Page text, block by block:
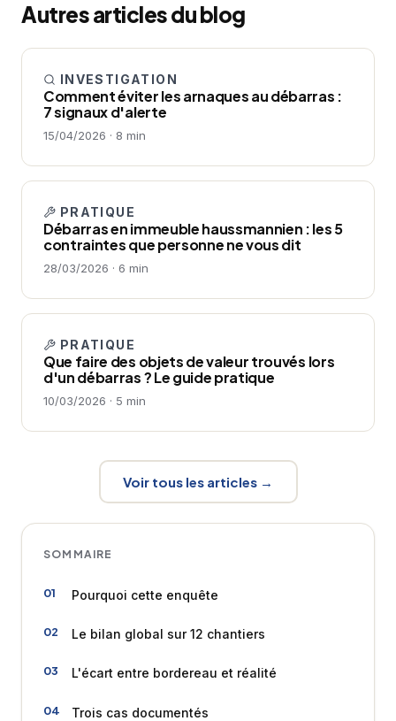
Autres articles du blog
INVESTIGATION
Comment éviter les arnaques au débarras :
7 signaux d'alerte
15/04/2026 · 8 min
PRATIQUE
Débarras en immeuble haussmannien : les 5
contraintes que personne ne vous dit
28/03/2026 · 6 min
PRATIQUE
Que faire des objets de valeur trouvés lors
d'un débarras ? Le guide pratique
10/03/2026 · 5 min
Voir tous les articles →
SOMMAIRE
Pourquoi cette enquête
Le bilan global sur 12 chantiers
L'écart entre bordereau et réalité
Trois cas documentés